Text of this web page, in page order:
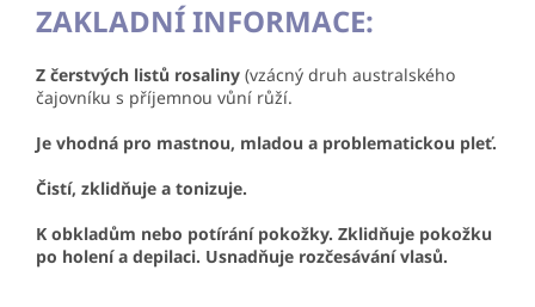
ZAKLADNÍ INFORMACE:
Z čerstvých listů rosaliny (vzácný druh australského
čajovníku s příjemnou vůní růží.
Je vhodná pro mastnou, mladou a problematickou pleť.
Čistí, zklidňuje a tonizuje.
K obkladům nebo potírání pokožky. Zklidňuje pokožku
po holení a depilaci. Usnadňuje rozčesávání vlasů.